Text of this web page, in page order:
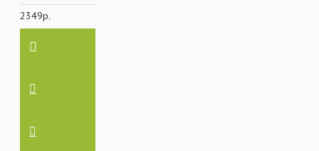
2349р.